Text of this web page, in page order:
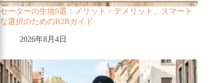
セーターの生地9選：メリット・デメリット、スマート
な選択のためのB2Bガイド
2026年8月4日